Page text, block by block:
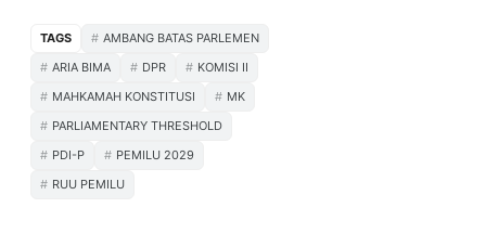
TAGS
AMBANG BATAS PARLEMEN
ARIA BIMA
DPR
KOMISI II
MAHKAMAH KONSTITUSI
MK
PARLIAMENTARY THRESHOLD
PDI-P
PEMILU 2029
RUU PEMILU